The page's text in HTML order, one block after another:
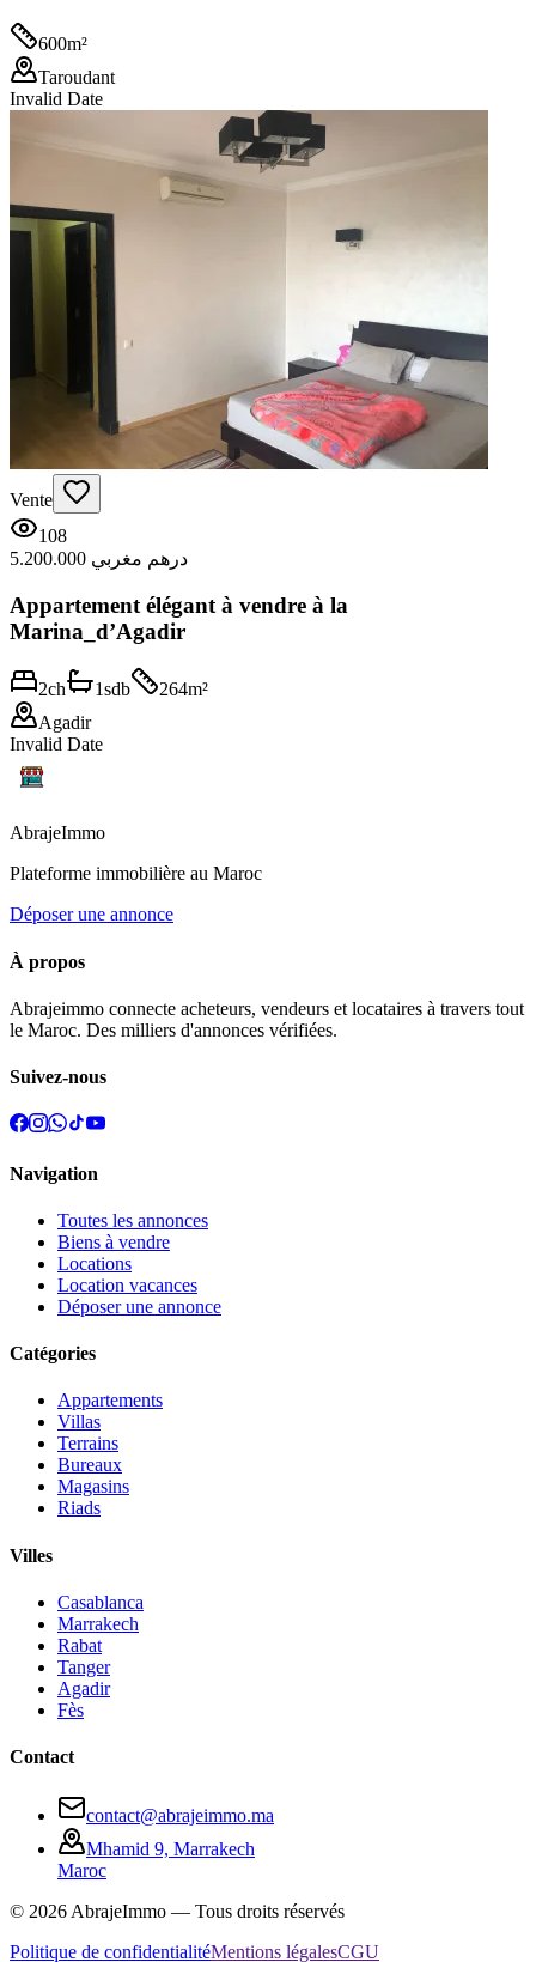
600m²
Taroudant
Invalid Date
Vente
108
5.200.000 درهم مغربي
Appartement élégant à vendre à la
Marina_d’Agadir
2ch 1sdb 264m²
Agadir
Invalid Date
AbrajeImmo
Plateforme immobilière au Maroc
Déposer une annonce
À propos
Abrajeimmo connecte acheteurs, vendeurs et locataires à travers tout
le Maroc. Des milliers d'annonces vérifiées.
Suivez-nous
Navigation
Toutes les annonces
Biens à vendre
Locations
Location vacances
Déposer une annonce
Catégories
Appartements
Villas
Terrains
Bureaux
Magasins
Riads
Villes
Casablanca
Marrakech
Rabat
Tanger
Agadir
Fès
Contact
contact@abrajeimmo.ma
Mhamid 9, Marrakech
Maroc
© 2026AbrajeImmo — Tous droits réservés
Politique de confidentialitéMentions légalesCGU